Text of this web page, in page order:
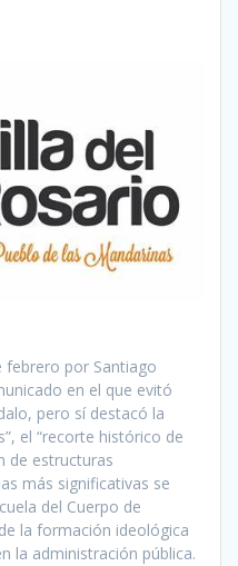
por Santiago
en el que evitó
pero sí destacó la
el “recorte histórico de
de estructuras
más significativas se
del Cuerpo de
la formación ideológica
la administración pública.